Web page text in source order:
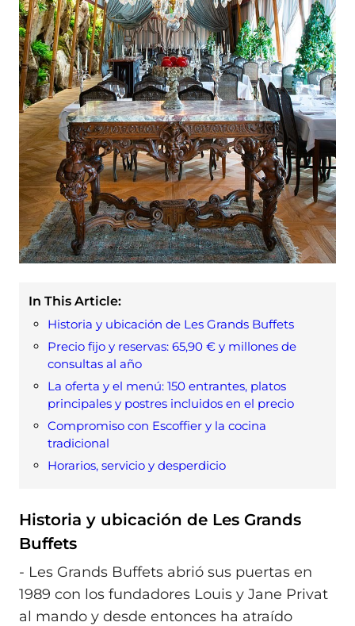
In This Article:
Historia y ubicación de Les Grands Buffets
Precio fijo y reservas: 65,90 € y millones de
consultas al año
La oferta y el menú: 150 entrantes, platos
principales y postres incluidos en el precio
Compromiso con Escoffier y la cocina
tradicional
Horarios, servicio y desperdicio
Historia y ubicación de Les Grands
Buffets
- Les Grands Buffets abrió sus puertas en
1989 con los fundadores Louis y Jane Privat
al mando y desde entonces ha atraído